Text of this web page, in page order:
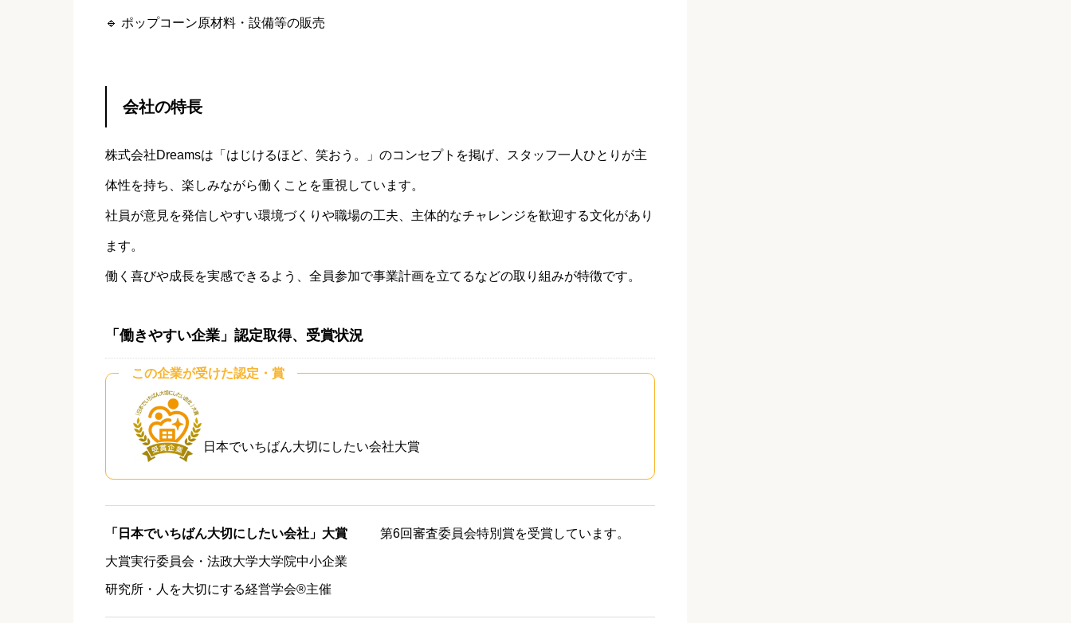
🔹 ポップコーン原材料・設備等の販売
会社の特長
株式会社Dreamsは「はじけるほど、笑おう。」のコンセプトを掲げ、スタッフ一人ひとりが主
体性を持ち、楽しみながら働くことを重視しています。
社員が意見を発信しやすい環境づくりや職場の工夫、主体的なチャレンジを歓迎する文化があり
ます。
働く喜びや成長を実感できるよう、全員参加で事業計画を立てるなどの取り組みが特徴です。
「働きやすい企業」認定取得、受賞状況
この企業が受けた認定・賞
日本でいちばん大切にしたい会社大賞
「日本でいちばん大切にしたい会社」大賞
大賞実行委員会・法政大学大学院中小企業
研究所・人を大切にする経営学会®主催
第6回審査委員会特別賞を受賞しています。